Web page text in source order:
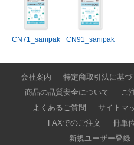
CN71_sanipak CN91_sanipak
会社案内 特定商取引法に基づ
商品の品質安全について
ご
よくあるご質問
サイトマ
FAXでのご注文
冊単
新規ユーザー登録